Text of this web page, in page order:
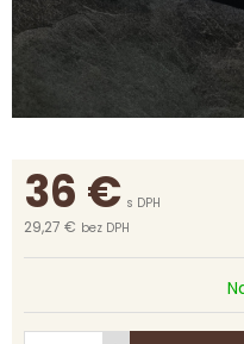
36 € s DPH
29,27 € bez DPH